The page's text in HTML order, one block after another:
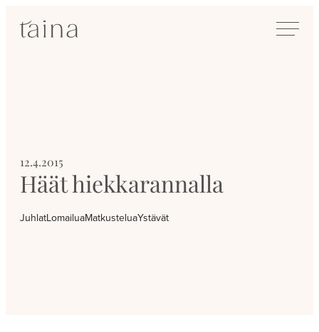
suoraan
SisustusTaina
12.4.2015
Häät hiekkarannalla
JuhlatLomailuaMatkusteluaYstävät